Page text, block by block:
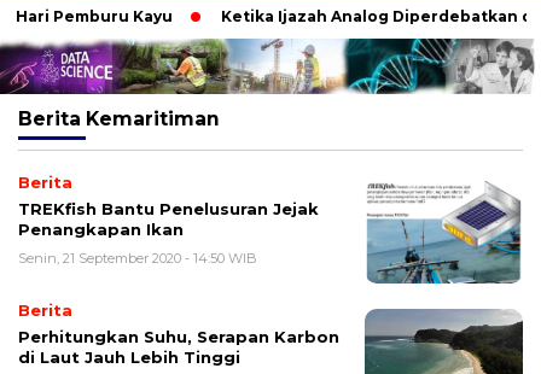
Pemburu Kayu Ketika Ijazah Analog Diperdebatkan di
Berita Kemaritiman
Berita
TREKfish Bantu Penelusuran Jejak
Penangkapan Ikan
Senin, 21 September 2020 - 14:50 WIB
Berita
Perhitungkan Suhu, Serapan Karbon
di Laut Jauh Lebih Tinggi